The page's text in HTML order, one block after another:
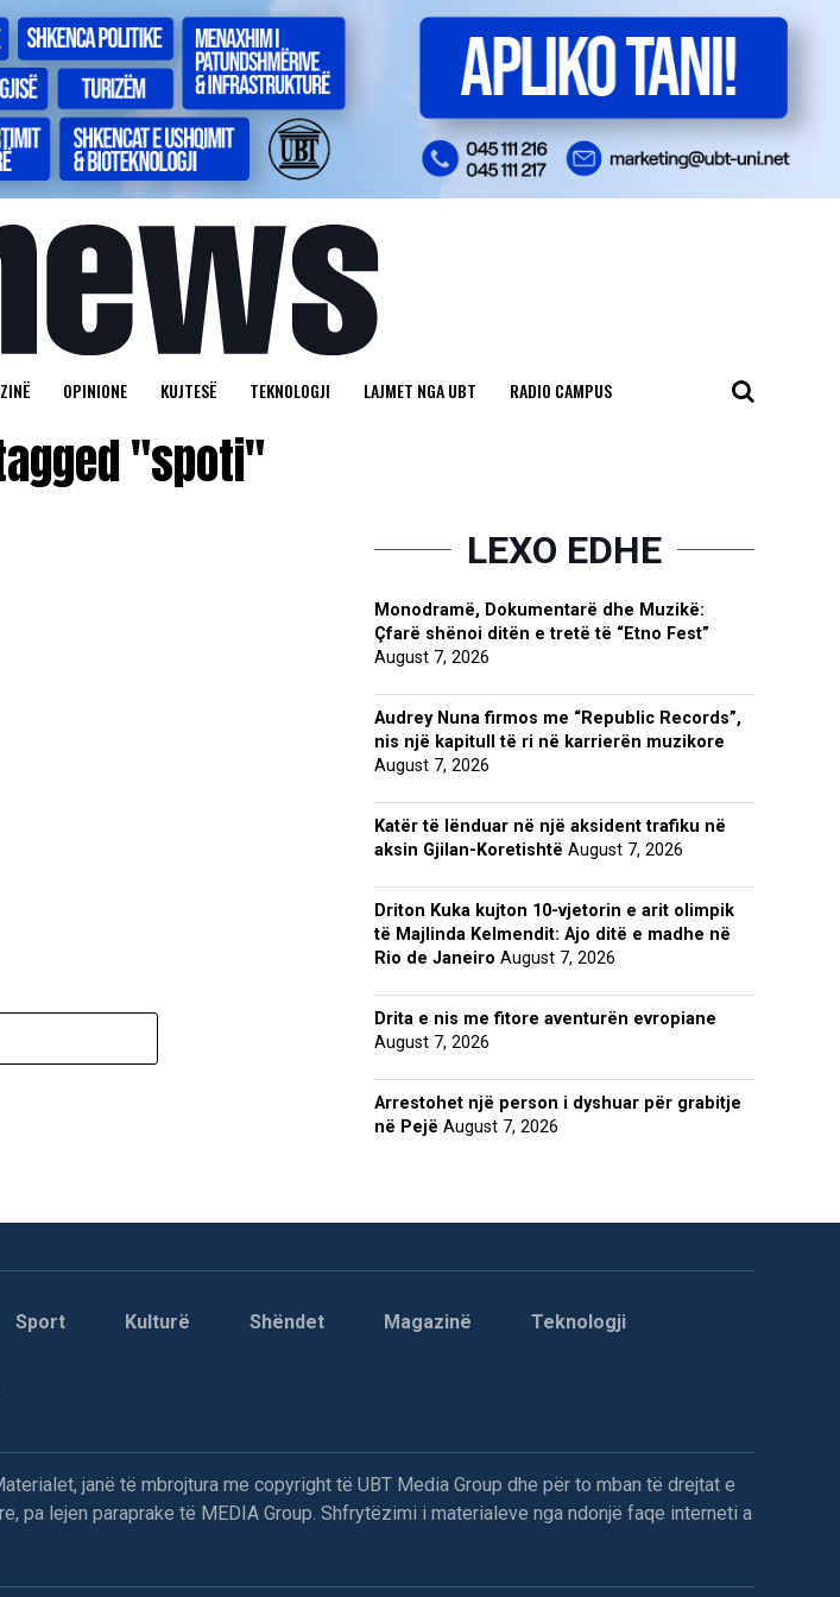
OPINIONE KUJTESË TEKNOLOGJI LAJMET NGA UBT RADIO CAMPUS
"spoti"
LEXO EDHE
Monodramë, Dokumentarë dhe Muzikë:
Çfarë shënoi ditën e tretë të “Etno Fest”
August 7, 2026
Audrey Nuna firmos me “Republic Records”,
nis një kapitull të ri në karrierën muzikore
August 7, 2026
Katër të lënduar në një aksident trafiku në
aksin Gjilan-Koretishtë August 7, 2026
Driton Kuka kujton 10-vjetorin e arit olimpik
të Majlinda Kelmendit: Ajo ditë e madhe në
Rio de Janeiro August 7, 2026
Drita e nis me fitore aventurën evropiane
August 7, 2026
Arrestohet një person i dyshuar për grabitje
në Pejë August 7, 2026
Sport Kulturë Shëndet Magazinë Teknologji
janë të mbrojtura me copyright të UBT Media Group dhe për to mban të drejtat e
pa lejen paraprake të MEDIA Group. Shfrytëzimi i materialeve nga ndonjë faqe interneti a